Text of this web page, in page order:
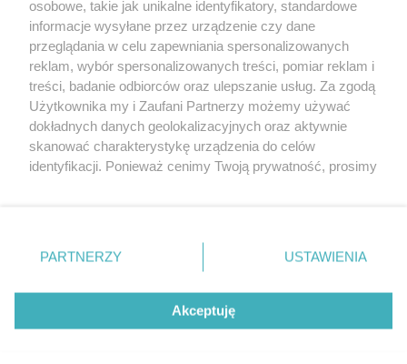
POGODA
18℃
Zobacz prognozę na 3 dni
Copyright © 2022 Kurier Szczeciński sp. z o.o.
Wszelkie prawa zastrzeżone
Nota wydawnicza
Nota prawna
Polityka prywatności
Reklama
osobowe, takie jak unikalne identyfikatory, standardowe
informacje wysyłane przez urządzenie czy dane
przeglądania w celu zapewniania spersonalizowanych
reklam, wybór spersonalizowanych treści, pomiar reklam i
treści, badanie odbiorców oraz ulepszanie usług. Za zgodą
Użytkownika my i Zaufani Partnerzy możemy używać
dokładnych danych geolokalizacyjnych oraz aktywnie
skanować charakterystykę urządzenia do celów
identyfikacji. Ponieważ cenimy Twoją prywatność, prosimy
prywatności znajdujący się w lewym dolnym rogu strony
. Niektóre rodzaje przetwarzania danych nie wymagają
takiemu przetwarzaniu. Preferencje będą miały
zastosowania tylko na tej witrynie.
PARTNERZY USTAWIENIA
Akceptuję